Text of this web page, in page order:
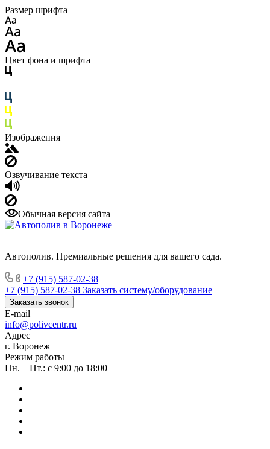
Размер шрифта
Цвет фона и шрифта
Изображения
Озвучивание текста
Обычная версия сайта
Автополив. Премиальные решения для вашего сада.
+7 (915) 587-02-38
+7 (915) 587-02-38 Заказать систему/оборудование
Заказать звонок
E-mail
info@polivcentr.ru
Адрес
г. Воронеж
Режим работы
Пн. – Пт.: с 9:00 до 18:00